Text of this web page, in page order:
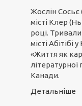
Жослін Сосьє
місті Клер
році.
місті
«Життя як
Канади.
Детальніше